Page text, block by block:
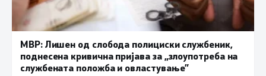
МВР: Лишен од слобода полициски службеник,
поднесена кривична пријава за „злоупотреба на
службената положба и овластување”